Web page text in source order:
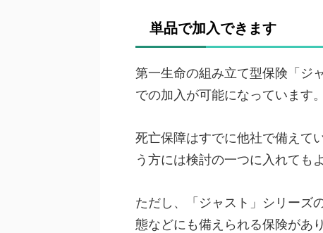
単品で加入できます
第一生命の組み立て型保険「ジ
での加入が可能になっています。
死亡保障はすでに他社で備えて
う方には検討の一つに入れても
ただし、「ジャスト」シリーズ
態などにも備えられる保険があり